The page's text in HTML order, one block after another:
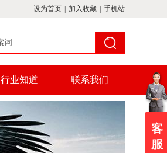
设为首页 加入收藏 手机站
行业知道 联系我们
客
服